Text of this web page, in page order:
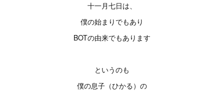
十一月七日は、
僕の始まりでもあり
BOTの由来でもあります
というのも
僕の息子（ひかる）の